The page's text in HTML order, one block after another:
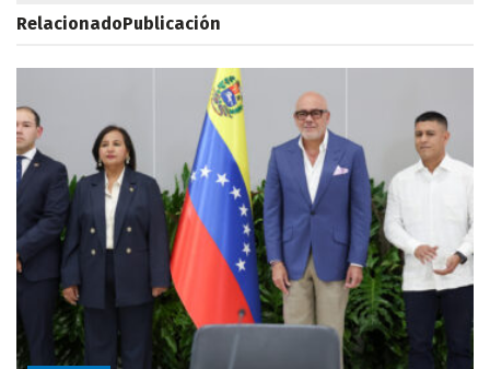
RelacionadoPublicación